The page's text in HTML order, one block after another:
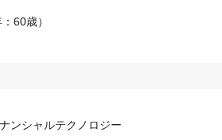
60歳）
ンシャルテクノロジー